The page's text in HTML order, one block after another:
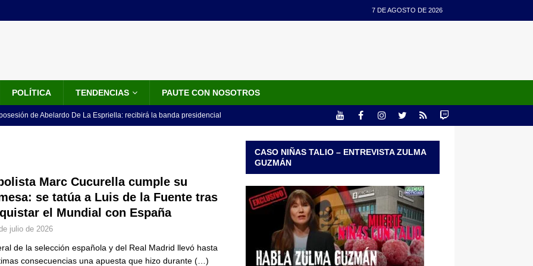
7 DE AGOSTO DE 2026
POLÍTICA TENDENCIAS PAUTE CON NOSOTROS
de Abelardo De La Espriella: recibirá la banda presidencial
LO ÚLTIMO
detrás de la banda presidencial que portará Abelardo De La
de un sastre colombiano reconocido en el mundo
Fiscalía amplía investigación por presunto lavado de activos y
Marc Cucurella cumple su
se tatúa a Luis de la Fuente tras
el Mundial con España
julio de 2026
de la selección española y del Real Madrid llevó hasta
consecuencias una apuesta que hizo durante (…)
CASO NIÑAS TALIO – ENTREVISTA ZULMA
GUZMÁN